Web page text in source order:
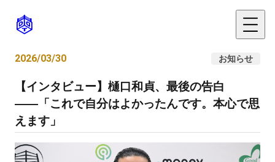
2026/03/30 お知らせ
【インタビュー】樋口和貞、最後の告白
――「これで自分はよかったんです。本心で思
えます」